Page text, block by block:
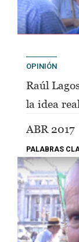
OPINIÓN
Raúl
la idea
ABR 2017
PALABRAS